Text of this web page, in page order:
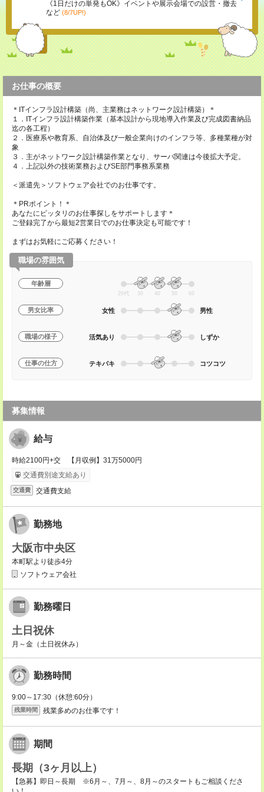
《1日だけの単発もOK》イベントや展示会場での設営・撤去
など (8/7UP!)
お仕事の概要
＊ITインフラ設計構築（尚、主業務はネットワーク設計構築）＊
１．ITインフラ設計構築作業（基本設計から現地導入作業及び完成図書納品
迄の各工程）
２．医療系や教育系、自治体及び一般企業向けのインフラ等、多種業種が対
象
３．主がネットワーク設計構築作業となり、サーバ関連は今後拡大予定。
４．上記以外の技術業務およびSE部門事務系業務
＜派遣先＞ソフトウェア会社でのお仕事です。
＊PRポイント！＊
あなたにピッタリのお仕事探しをサポートします＊
ご登録完了から最短2営業日でのお仕事決定も可能です！
まずはお気軽にご応募ください！
職場の雰囲気
年齢層
20代 30 40 50 60
男女比率 女性 男性
職場の様子 活気あり しずか
仕事の仕方 テキパキ コツコツ
募集情報
給与
時給2100円+交 【月収例】31万5000円
交通費別途支給あり
交通費 交通費支給
勤務地
大阪市中央区
本町駅より徒歩4分
ソフトウェア会社
勤務曜日
土日祝休
月～金（土日祝休み）
勤務時間
9:00～17:30（休憩:60分）
残業時間 残業多めのお仕事です！
期間
長期（3ヶ月以上）
【急募】即日～長期 ※6月～、7月～、8月～のスタートもご相談くださ